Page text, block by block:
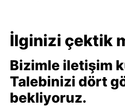
yerinde incelenmesi
tekniği
Hata arama ve
İhtiyaç olduğunda,
İlginizi çektik
Bizimle iletişim
Talebinizi dört
bekliyoruz.